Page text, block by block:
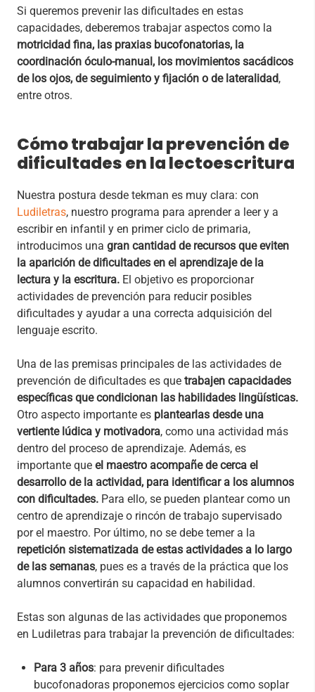
Si queremos prevenir las dificultades en estas
capacidades, deberemos trabajar aspectos como la
motricidad fina, las praxias bucofonatorias, la
coordinación óculo-manual, los movimientos sacádicos
de los ojos, de seguimiento y fijación o de lateralidad,
entre otros.
Cómo trabajar la prevención de
dificultades en la lectoescritura
Nuestra postura desde tekman es muy clara: con
Ludiletras, nuestro programa para aprender a leer y a
escribir en infantil y en primer ciclo de primaria,
introducimos una gran cantidad de recursos que eviten
la aparición de dificultades en el aprendizaje de la
lectura y la escritura. El objetivo es proporcionar
actividades de prevención para reducir posibles
dificultades y ayudar a una correcta adquisición del
lenguaje escrito.
Una de las premisas principales de las actividades de
prevención de dificultades es que trabajen capacidades
específicas que condicionan las habilidades lingüísticas.
Otro aspecto importante es plantearlas desde una
vertiente lúdica y motivadora, como una actividad más
dentro del proceso de aprendizaje. Además, es
importante que el maestro acompañe de cerca el
desarrollo de la actividad, para identificar a los alumnos
con dificultades. Para ello, se pueden plantear como un
centro de aprendizaje o rincón de trabajo supervisado
por el maestro. Por último, no se debe temer a la
repetición sistematizada de estas actividades a lo largo
de las semanas, pues es a través de la práctica que los
alumnos convertirán su capacidad en habilidad.
Estas son algunas de las actividades que proponemos
en Ludiletras para trabajar la prevención de dificultades:
Para 3 años: para prevenir dificultades
bucofonadoras proponemos ejercicios como soplar